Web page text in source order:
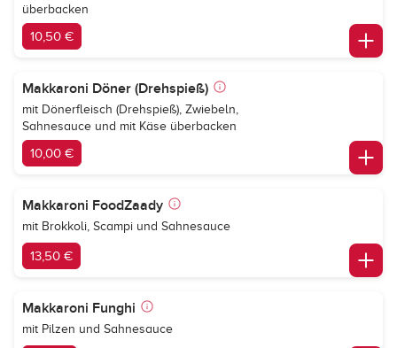
überbacken
10,50 €
Makkaroni Döner (Drehspieß)
mit Dönerfleisch (Drehspieß), Zwiebeln,
Sahnesauce und mit Käse überbacken
10,00 €
Makkaroni FoodZaady
mit Brokkoli, Scampi und Sahnesauce
13,50 €
Makkaroni Funghi
mit Pilzen und Sahnesauce